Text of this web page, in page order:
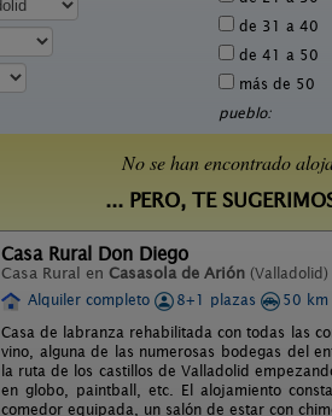
de 31 a 40
de 41 a 50
más de 50
pueblo:
No se han encontrado
... PERO, TE
Casa Rural Don Diego
Casa Rural en Casasola de Arión (Valladolid)
Alquiler completo
8+1 plazas 50 km
Casa de labranza rehabilitada con todas las
vino, alguna de las numerosas bodegas del
la ruta de los castillos de Valladolid
en globo, paintball, etc. El alojamiento
comedor equipada, un salón de estar con